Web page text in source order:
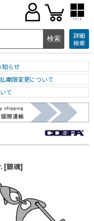
ブランド
詳細
検索
知らせ
期限変更について
て
[銀魂]